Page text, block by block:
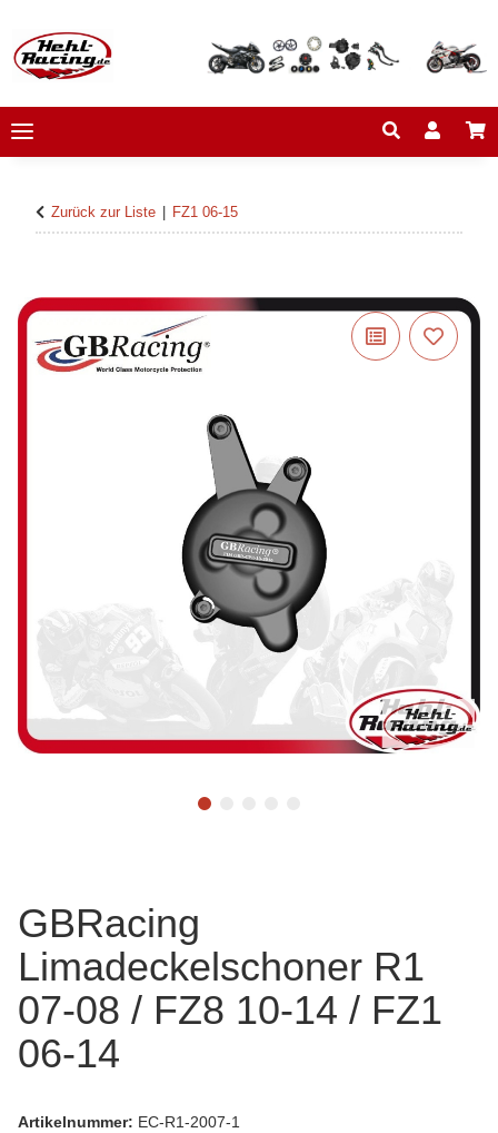
Zurück zur Liste FZ1 06-15
GBRacing
Limadeckelschoner R1
07-08 / FZ8 10-14 / FZ1
06-14
Artikelnummer: EC-R1-2007-1